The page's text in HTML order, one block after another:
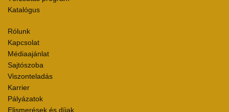
Katalógus
Rólunk
Kapcsolat
Médiaajánlat
Sajtószoba
Viszonteladás
Karrier
Pályázatok
Elismerések és díjak